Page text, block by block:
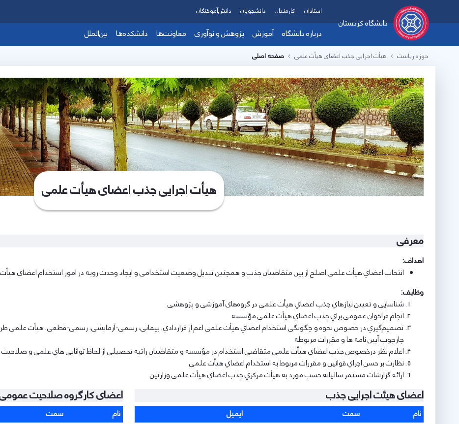
دانشگاه کردستان
درباره دانشگاه آموزش پژوهش و نوآوری معاونت‌ها دانشکده‌ها بین‌الملل
استادان کارمندان دانشجویان دانش‌آموختگان
حوزه ریاست هیأت اجرایی جذب اعضای هیأت علمی صفحه اصلی
هیأت اجرایی جذب اعضای هیأت علمی
معرفی
اهداف:
اﻧﺘﺨﺎب اﻋﻀﺎي ﻫﯿﺄت ﻋﻠﻤﯽ اﺻﻠﺢ از ﺑﯿﻦ ﻣﺘﻘﺎﺿﯿﺎن ﺟﺬب و ﻫﻤﭽﻨﯿﻦ ﺗﺒﺪﯾﻞ وﺿﻌﯿﺖ اﺳﺘﺨﺪاﻣﯽ و اﯾﺠﺎد وﺣﺪت روﯾﻪ در اﻣﻮر اﺳﺘﺨﺪام اﻋﻀﺎي
وظایف:
ﺷﻨﺎﺳﺎﯾﯽ و ﺗﻌﯿﯿﻦ ﻧﯿﺎزﻫﺎي ﺟﺬب اﻋﻀﺎي ﻫﯿﺄت ﻋﻠﻤﯽ در گروه‌های آﻣﻮزﺷﯽ و ﭘﮋوﻫﺸﯽ
اﻧﺠﺎم ﻓﺮاﺧﻮان ﻋﻤﻮﻣﯽ ﺑﺮاي ﺟﺬب اﻋﻀﺎي ﻫﯿﺄت ﻋﻠﻤﯽ ﻣﺆﺳﺴﻪ
ﺗﺼﻤﯿﻢﮔﯿﺮي در ﺧﺼﻮص ﻧﺤﻮه و ﭼﮕﻮﻧﮕﯽ اﺳﺘﺨﺪام اﻋﻀﺎي ﻫﯿﺄت ﻋﻠﻤﯽ اﻋﻢ از ﻗﺮاردادي، ﭘﯿﻤﺎﻧﯽ، رﺳﻤﯽ-آزﻣﺎﯾﺸﯽ، رﺳﻤﯽ-ﻗﻄﻌﯽ، ﻫﯿﺄت ﻋﻠﻤﯽ
ﭼﺎرﭼﻮب آﯾﯿﻦ ﻧﺎﻣﻪ ﻫﺎ و ﻣﻘﺮرات ﻣﺮﺑﻮﻃﻪ
اﻋﻼم ﻧﻈﺮ درﺧﺼﻮص ﺟﺬب اﻋﻀﺎي ﻫﯿﺄت ﻋﻠﻤﯽ ﻣﺘﻘﺎﺿﯽ اﺳﺘﺨﺪام در ﻣﺆﺳﺴﻪ و ﻣﺘﻘﺎﺿﯿﺎن راﺗﺒﻪ ﺗﺤﺼﯿﻠﯽ از ﻟﺤﺎظ ﺗﻮاﻧﺎﯾﯽ ﻫﺎي ﻋﻠﻤﯽ و
ﻧﻈﺎرت ﺑﺮ ﺣﺴﻦ اﺟﺮاي ﻗﻮاﻧﯿﻦ و ﻣﻘﺮرات ﻣﺮﺑﻮط ﺑﻪ اﺳﺘﺨﺪام اﻋﻀﺎي ﻫﯿﺄت ﻋﻠﻤﯽ
اراﺋﻪ ﮔﺰارﺷﺎت ﻣﺴﺘﻤﺮ ﺳﺎﻟﯿﺎﻧﻪ ﺣﺴﺐ ﻣﻮرد ﺑﻪ ﻫﯿﺄت ﻣﺮﮐﺰي ﺟﺬب اﻋﻀﺎي ﻫﯿﺄت ﻋﻠﻤﯽ وزارﺗﯿﻦ
اعضای هیئت اجرایی جذب
نام سمت
ایمیل
اعضای کارگروه صلاحیت
نام سمت